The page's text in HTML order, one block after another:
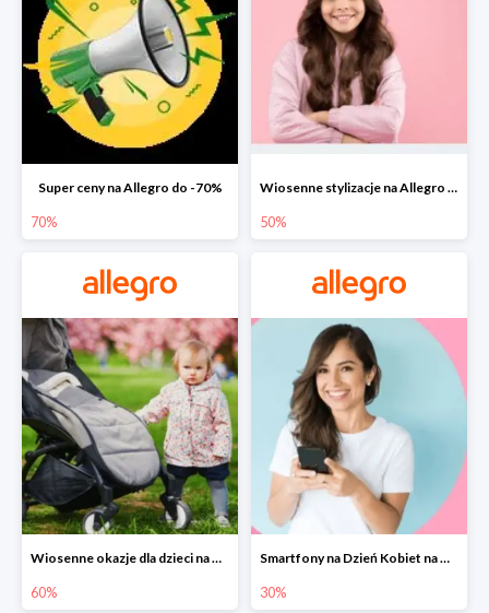
Super ceny na Allegro do -70%
70%
Wiosenne stylizacje na Allegro do -50%
50%
Wiosenne okazje dla dzieci na Allegro do -60%
60%
Smartfony na Dzień Kobiet na Allegro do -30%
30%